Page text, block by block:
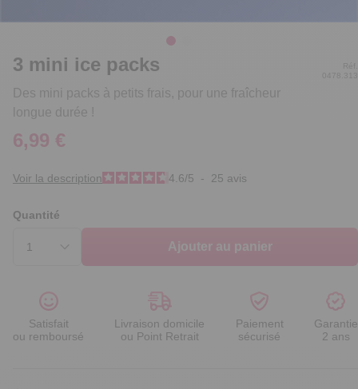
3 mini ice packs
Des mini packs à petits frais, pour une fraîcheur
longue durée !
Réf.
0478.313
6,99 €
Voir la description 4.6/5 - 25 avis
Quantité
Ajouter au panier
Satisfait
ou remboursé
Livraison domicile
ou Point Retrait
Paiement
sécurisé
Garantie
2 ans